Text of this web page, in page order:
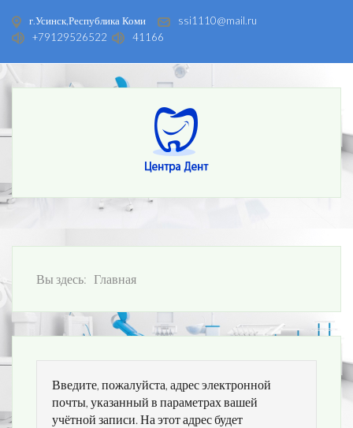
г.Усинск,Республика Коми
ssi1110@mail.ru
+79129526522
41166
Вы здесь: Главная
Введите, пожалуйста, адрес электронной
почты, указанный в параметрах вашей
учётной записи. На этот адрес будет